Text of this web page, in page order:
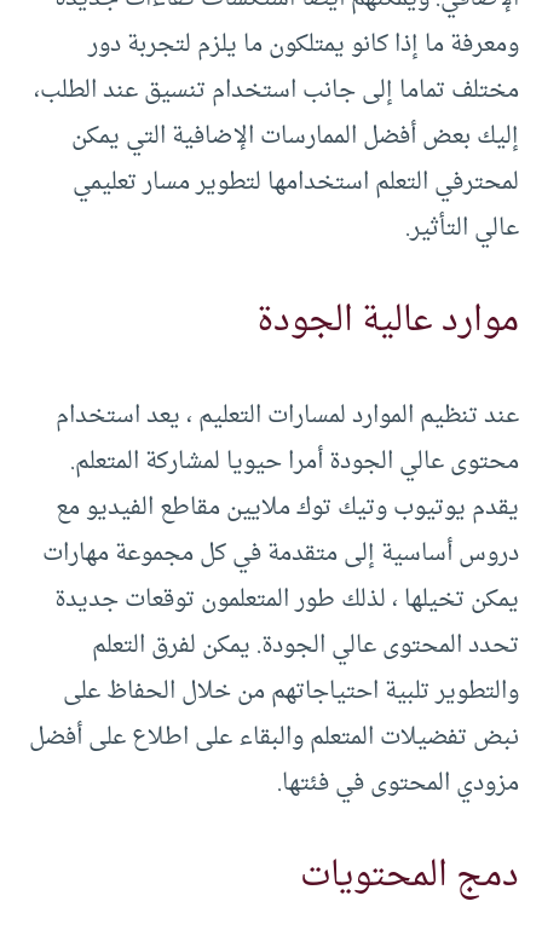
ومعرفة ما إذا كانو يمتلكون ما يلزم لتجربة دور
مختلف تماما إلى جانب استخدام تنسيق عند الطلب،
إليك بعض أفضل الممارسات الإضافية التي يمكن
لمحترفي التعلم استخدامها لتطوير مسار تعليمي
عالي التأثير.
موارد عالية الجودة
عند تنظيم الموارد لمسارات التعليم ، يعد استخدام
محتوى عالي الجودة أمرا حيويا لمشاركة المتعلم.
يقدم يوتيوب وتيك توك ملايين مقاطع الفيديو مع
دروس أساسية إلى متقدمة في كل مجموعة مهارات
يمكن تخيلها ، لذلك طور المتعلمون توقعات جديدة
تحدد المحتوى عالي الجودة. يمكن لفرق التعلم
والتطوير تلبية احتياجاتهم من خلال الحفاظ على
نبض تفضيلات المتعلم والبقاء على اطلاع على أفضل
مزودي المحتوى في فئتها.
دمج المحتويات